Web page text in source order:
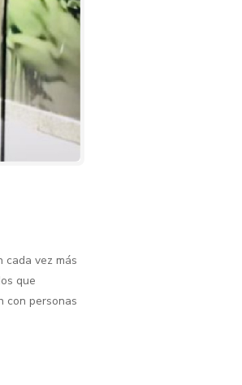
cada vez más
que
con personas